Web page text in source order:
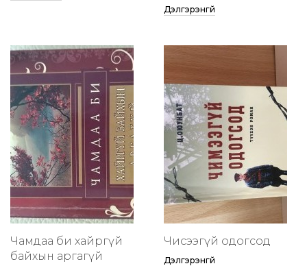
Дэлгэрэнгүй
Чамдаа би хайргүй
байхын аргагүй
Чисээгүй одогсод
Дэлгэрэнгүй